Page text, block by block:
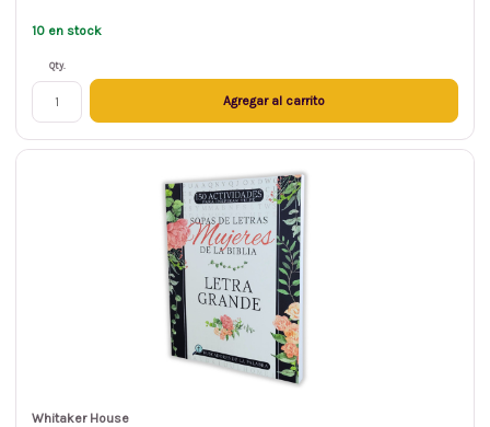
10 en stock
Qty.
Agregar al carrito
Whitaker House